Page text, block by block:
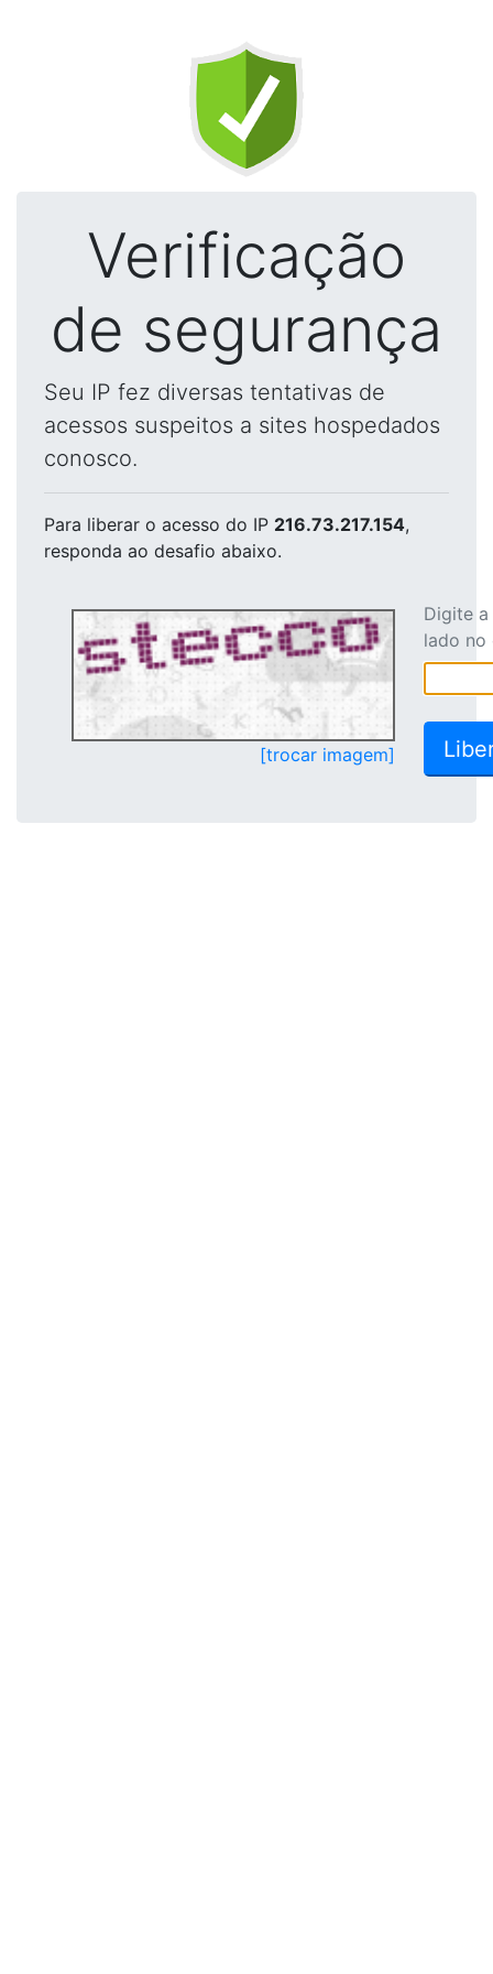
Verificação
de segurança
Seu IP fez diversas tentativas de
acessos suspeitos a sites hospedados
conosco.
Para liberar o acesso do IP 216.73.217.154,
responda ao desafio abaixo.
[trocar imagem]
Digite
lado no